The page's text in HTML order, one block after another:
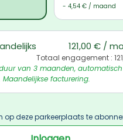
- 4,54 € / maand
121,00 € /
Totaal engagement :
van 3 maanden, automatisch
Maandelijkse facturering.
op deze parkeerplaats te